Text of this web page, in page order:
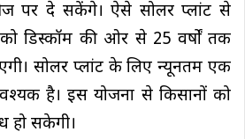
पर दे सकेंगे। ऐसे सोलर प्लांट से
को डिस्कॉम की ओर से 25 वर्षों तक
सोलर प्लांट के लिए न्यूनतम एक
है। इस योजना से किसानों को
हो सकेगी।